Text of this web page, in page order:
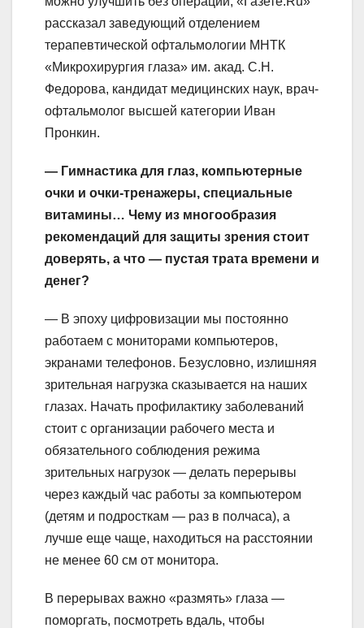
рассказал заведующий отделением
терапевтической офтальмологии МНТК
«Микрохирургия глаза» им. акад. С.Н.
Федорова, кандидат медицинских наук, врач-
офтальмолог высшей категории Иван
Пронкин.
— Гимнастика для глаз, компьютерные
очки и очки-тренажеры, специальные
витамины… Чему из многообразия
рекомендаций для защиты зрения стоит
доверять, а что — пустая трата времени и
денег?
— В эпоху цифровизации мы постоянно
работаем с мониторами компьютеров,
экранами телефонов. Безусловно, излишняя
зрительная нагрузка сказывается на наших
глазах. Начать профилактику заболеваний
стоит с организации рабочего места и
обязательного соблюдения режима
зрительных нагрузок — делать перерывы
через каждый час работы за компьютером
(детям и подросткам — раз в полчаса), а
лучше еще чаще, находиться на расстоянии
не менее 60 см от монитора.
В перерывах важно «размять» глаза —
поморгать, посмотреть вдаль, чтобы